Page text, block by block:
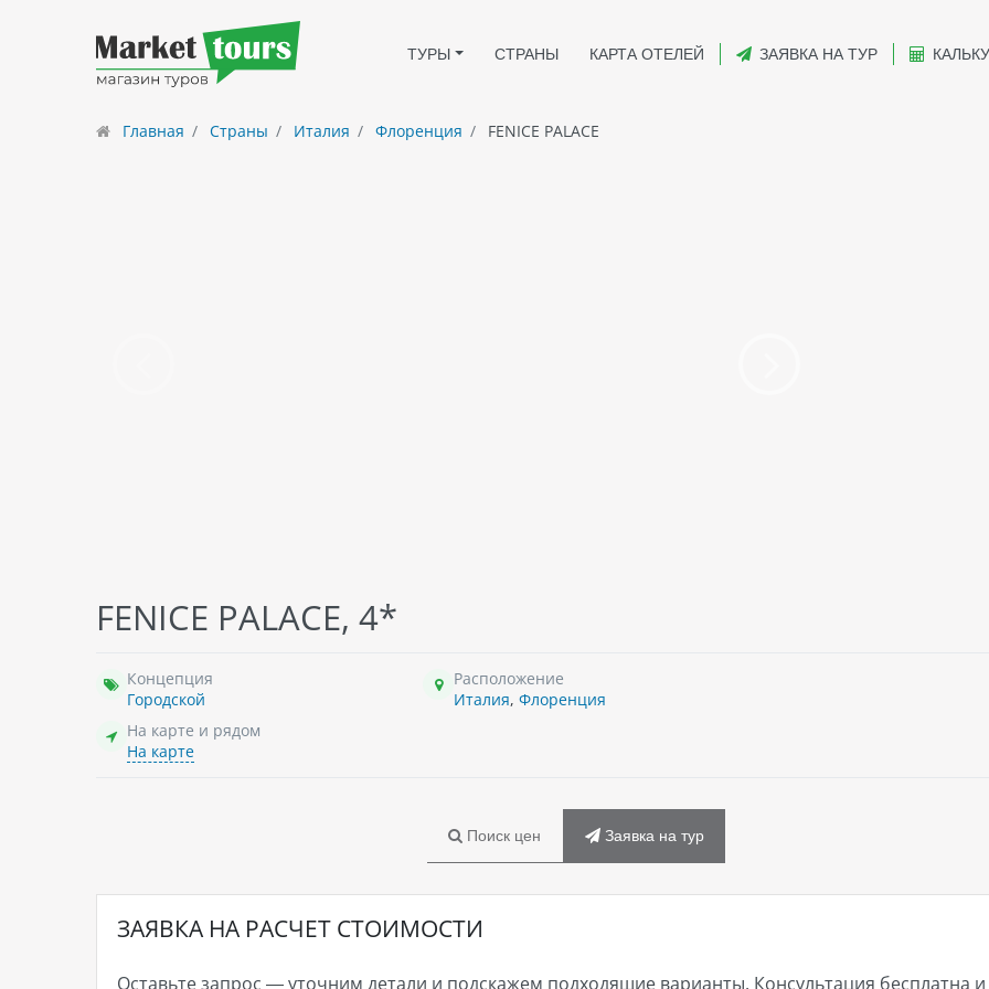
ТУРЫ СТРАНЫ КАРТА ОТЕЛЕЙ ЗАЯВКА НА ТУР
Главная Страны Италия Флоренция FENICE PALACE
FENICE PALACE, 4*
Концепция
Городской
Расположение
Италия, Флоренция
На карте и рядом
На карте
Поиск цен Заявка на тур
ЗАЯВКА НА РАСЧЕТ СТОИМОСТИ
Оставьте запрос — уточним детали и подскажем подходящие варианты. Консультация бесплатна и